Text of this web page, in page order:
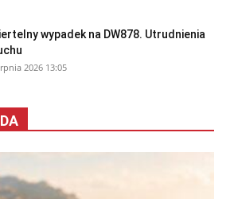
wypadek na DW878. Utrudnienia
2026 13:05